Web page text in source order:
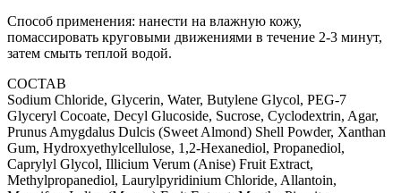
Способ применения: нанести на влажную кожу,
помассировать круговыми движениями в течение 2-3 минут,
затем смыть теплой водой.
СОСТАВ
Sodium Chloride, Glycerin, Water, Butylene Glycol, PEG-7
Glyceryl Cocoate, Decyl Glucoside, Sucrose, Cyclodextrin, Agar,
Prunus Amygdalus Dulcis (Sweet Almond) Shell Powder, Xanthan
Gum, Hydroxyethylcellulose, 1,2-Hexanediol, Propanediol,
Caprylyl Glycol, Illicium Verum (Anise) Fruit Extract,
Methylpropanediol, Laurylpyridinium Chloride, Allantoin,